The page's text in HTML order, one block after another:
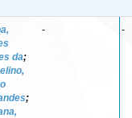
da;
;
- -